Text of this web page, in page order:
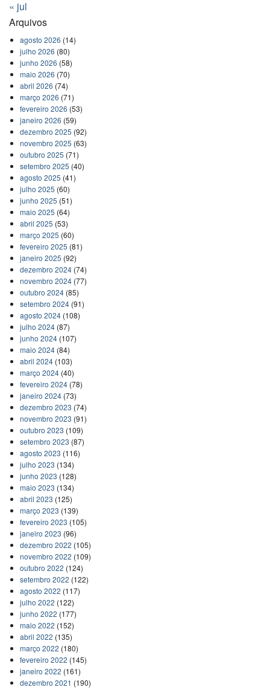
« jul
Arquivos
agosto 2026 (14)
julho 2026 (80)
junho 2026 (58)
maio 2026 (70)
abril 2026 (74)
março 2026 (71)
fevereiro 2026 (53)
janeiro 2026 (59)
dezembro 2025 (92)
novembro 2025 (63)
outubro 2025 (71)
setembro 2025 (40)
agosto 2025 (41)
julho 2025 (60)
junho 2025 (51)
maio 2025 (64)
abril 2025 (53)
março 2025 (60)
fevereiro 2025 (81)
janeiro 2025 (92)
dezembro 2024(74)
novembro 2024(77)
outubro 2024(85)
setembro 2024(91)
agosto 2024(108)
julho 2024(87)
junho 2024(107)
maio 2024(84)
abril 2024(103)
março 2024(40)
fevereiro 2024(78)
janeiro 2024(73)
dezembro 2023 (74)
novembro 2023 (91)
outubro 2023 (109)
setembro 2023 (87)
agosto 2023 (116)
julho 2023 (134)
junho 2023 (128)
maio 2023 (134)
abril 2023 (125)
março 2023 (139)
fevereiro 2023 (105)
janeiro 2023 (96)
dezembro 2022 (105)
novembro 2022 (109)
outubro 2022 (124)
setembro 2022 (122)
agosto 2022 (117)
julho 2022 (122)
junho 2022 (177)
maio 2022 (152)
abril 2022 (135)
março 2022 (180)
fevereiro 2022 (145)
janeiro 2022 (161)
dezembro 2021 (190)